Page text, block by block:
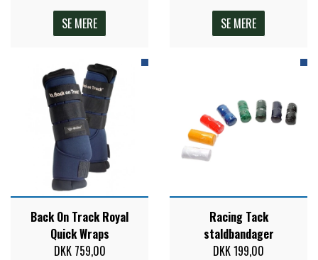
PREMIER EQUINE
RACING TACK
STAR TACK
TIMER GPS
SE MERE SE MERE
Back On Track Royal
Quick Wraps
DKK 759,00
Racing Tack
staldbandager
DKK 199,00